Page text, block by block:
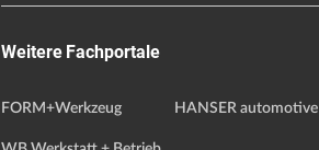
Weitere Fachportale
FORM+Werkzeug HANSER automotive